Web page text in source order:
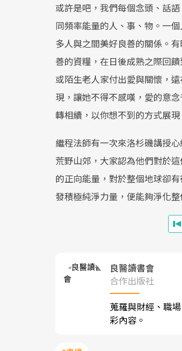
或許是吧，我們每個念頭、話
同頻率能量的人、事、物。一
多人與之間美好良善的關係。
善的資糧，在日後成熟之際回
或陌生老人家付出愛與關懷，
現，讓她不得不感嘆，愛的意
轉相續，以你想不到的方式展現
繼程法師有一次來洛杉磯講授
荒野山郊，大家認為他們對於
的正向能量，對於整個地球卻
發積極純淨力量，便能夠淨化
良醫讀書會
合作出版社
蒐羅與財經、職
彩內容。